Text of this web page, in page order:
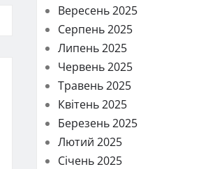
Вересень 2025
Серпень 2025
Липень 2025
Червень 2025
Травень 2025
Квітень 2025
Березень 2025
Лютий 2025
Січень 2025